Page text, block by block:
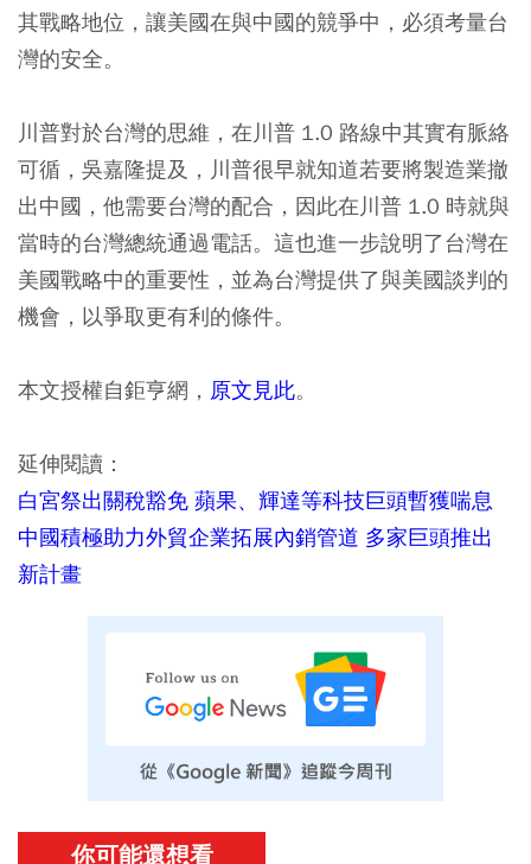
其戰略地位，讓美國在與中國的競爭中，必須考量台
灣的安全。
川普對於台灣的思維，在川普 1.0 路線中其實有脈絡
可循，吳嘉隆提及，川普很早就知道若要將製造業撤
出中國，他需要台灣的配合，因此在川普 1.0 時就與
當時的台灣總統通過電話。這也進一步說明了台灣在
美國戰略中的重要性，並為台灣提供了與美國談判的
機會，以爭取更有利的條件。
本文授權自鉅亨網， 原文見此。
延伸閱讀：
白宮祭出關稅豁免 蘋果、輝達等科技巨頭暫獲喘息
中國積極助力外貿企業拓展內銷管道 多家巨頭推出
新計畫